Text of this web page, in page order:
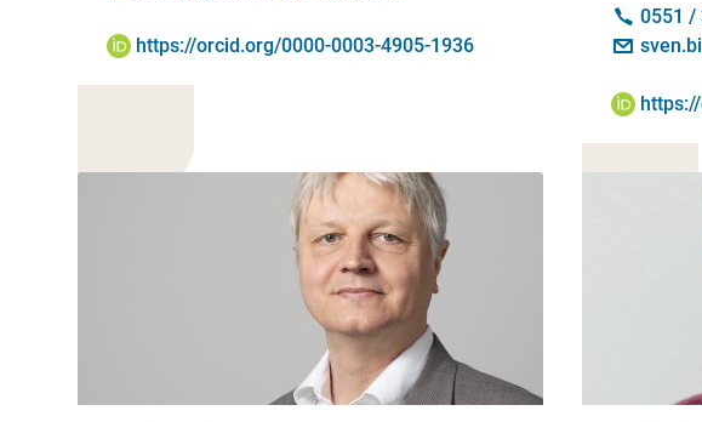
ORCID iD:
https://orcid.org/0000-0003-4905-1936
Kontakt:
0551 /
E-Mail:
ORCID